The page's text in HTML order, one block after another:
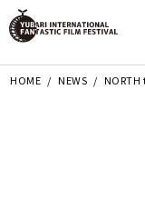
HOME NEWS NORTH to